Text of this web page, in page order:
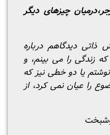
چیزهای دیگر
دیدگاهم درباره
زندگی را می بینم، و
یا دو خطی نیز که
را عیان نمی کرد، از